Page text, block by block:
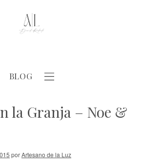
BLOG
la Granja – Noe &
porArtesano de la Luz